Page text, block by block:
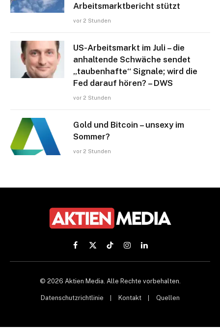
Arbeitsmarktbericht stützt
vor 2 Stunden
US-Arbeitsmarkt im Juli – die
anhaltende Schwäche sendet
„taubenhafte“ Signale; wird die
Fed darauf hören? – DWS
vor 2 Stunden
Gold und Bitcoin – unsexy im
Sommer?
vor 2 Stunden
Facebook
X
(Twitter)
TikTokInstagramLinkedIn
© 2026 Aktien Media. Alle Rechte vorbehalten.
Datenschutzrichtlinie Kontakt Quellen